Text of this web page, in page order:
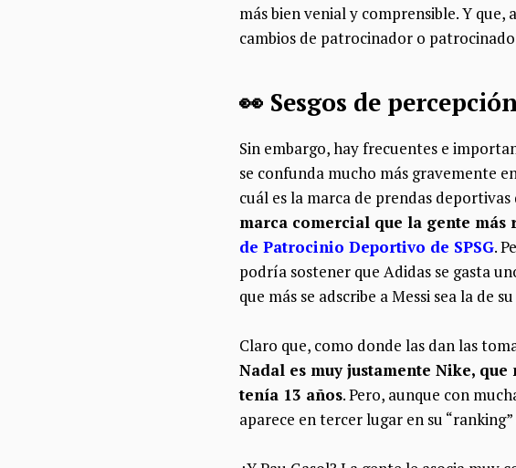
más bien venial y comprensible. Y
cambios de patrocinador o
👀 Sesgos de percepción
Sin embargo, hay frecuentes e
se confunda mucho más gravemente
cuál es la marca de prendas
marca comercial que la gente
de Patrocinio Deportivo de SPSG.
podría sostener que Adidas se gasta
que más se adscribe a Messi sea la de
Claro que, como donde las dan las
Nadal es muy justamente Nike,
tenía 13 años. Pero, aunque con
aparece en tercer lugar en su “ranking”